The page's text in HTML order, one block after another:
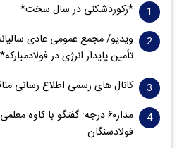
*رکوردشکنی در سال سخت*
ویدیو/ مجمع عمومی عادی
تأمین پایدار انرژی در فولادمبارکه*
کانال های رسمی اطلاع رسانی
مدار‌۶٠ درجه: گفتگو با کاوه
فولادسنگان